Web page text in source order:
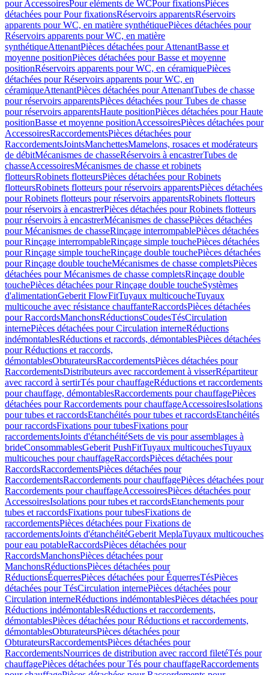
pour AccessoiresPour eléments de WCPour fixationsPièces
détachées pour Pour fixationsRéservoirs apparentsRéservoirs
apparents pour WC, en matière synthétiquePièces détachées pour
Réservoirs apparents pour WC, en matière
synthétiqueAttenantPièces détachées pour AttenantBasse et
moyenne positionPièces détachées pour Basse et moyenne
positionRéservoirs apparents pour WC, en céramiquePièces
détachées pour Réservoirs apparents pour WC, en
céramiqueAttenantPièces détachées pour AttenantTubes de chasse
pour réservoirs apparentsPièces détachées pour Tubes de chasse
pour réservoirs apparentsHaute positionPièces détachées pour Haute
positionBasse et moyenne positionAccessoiresPièces détachées pour
AccessoiresRaccordementsPièces détachées pour
RaccordementsJointsManchettesMamelons, rosaces et modérateurs
de débitMécanismes de chasseRéservoirs à encastrerTubes de
chasseAccessoiresMécanismes de chasse et robinets
flotteursRobinets flotteursPièces détachées pour Robinets
flotteursRobinets flotteurs pour réservoirs apparentsPièces détachées
pour Robinets flotteurs pour réservoirs apparentsRobinets flotteurs
pour réservoirs à encastrerPièces détachées pour Robinets flotteurs
pour réservoirs à encastrerMécanismes de chassePièces détachées
pour Mécanismes de chasseRinçage interrompablePièces détachées
pour Rinçage interrompableRinçage simple touchePièces détachées
pour Rinçage simple toucheRinçage double touchePièces détachées
pour Rinçage double toucheMécanismes de chasse completsPièces
détachées pour Mécanismes de chasse completsRinçage double
touchePièces détachées pour Rinçage double toucheSystèmes
d'alimentationGeberit FlowFitTuyaux multicoucheTuyaux
multicouche avec résistance chauffanteRaccordsPièces détachées
pour RaccordsManchonsRéductionsCoudesTésCirculation
internePièces détachées pour Circulation interneRéductions
indémontablesRéductions et raccords, démontablesPièces détachées
pour Réductions et raccords,
démontablesObturateursRaccordementsPièces détachées pour
RaccordementsDistributeurs avec raccordement à visserRépartiteur
avec raccord à sertirTés pour chauffageRéductions et raccordements
pour chauffage, démontablesRaccordements pour chauffagePièces
détachées pour Raccordements pour chauffageAccessoiresIsolations
pour tubes et raccordsEtanchéités pour tubes et raccordsEtanchéités
pour raccordsFixations pour tubesFixations pour
raccordementsJoints d'étanchéitéSets de vis pour assemblages à
brideConsommablesGeberit PushFitTuyaux multicouchesTuyaux
multicouches pour chauffageRaccordsPièces détachées pour
RaccordsRaccordementsPièces détachées pour
RaccordementsRaccordements pour chauffagePièces détachées pour
Raccordements pour chauffageAccessoiresPièces détachées pour
AccessoiresIsolations pour tubes et raccordsEtanchements pour
tubes et raccordsFixations pour tubesFixations de
raccordementsPièces détachées pour Fixations de
raccordementsJoints d'étanchéitéGeberit MeplaTuyaux multicouches
pour eau potableRaccordsPièces détachées pour
RaccordsManchonsPièces détachées pour
ManchonsRéductionsPièces détachées pour
RéductionsÉquerresPièces détachées pour ÉquerresTésPièces
détachées pour TésCirculation internePièces détachées pour
Circulation interneRéductions indémontablesPièces détachées pour
Réductions indémontablesRéductions et raccordements,
démontablesPièces détachées pour Réductions et raccordements,
démontablesObturateursPièces détachées pour
ObturateursRaccordementsPièces détachées pour
RaccordementsNourrices de distribution avec raccord filetéTés pour
chauffagePièces détachées pour Tés pour chauffageRaccordements